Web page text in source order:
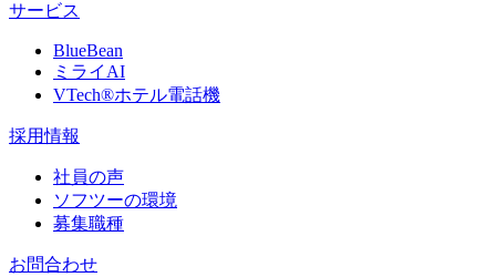
サービス
BlueBean
ミライAI
VTech®ホテル電話機
採用情報
社員の声
ソフツーの環境
募集職種
お問合わせ